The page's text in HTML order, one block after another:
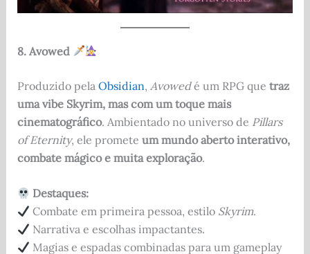
8. Avowed
Produzido pela Obsidian, Avowedé um RPG que traz
uma vibe Skyrim, mas com um toque mais
cinematográfico. Ambientado no universo de Pillars
of Eternity, ele promete um mundo aberto interativo,
combate mágico e muita exploração.
Destaques:
Combate em primeira pessoa, estilo Skyrim.
Narrativa e escolhas impactantes.
Magias e espadas combinadas para um gameplay